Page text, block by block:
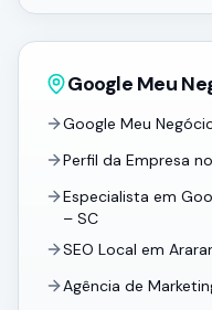
Google Meu
Google Meu
Perfil da Empresa
Especialista em
– SC
SEO Local em
Agência de